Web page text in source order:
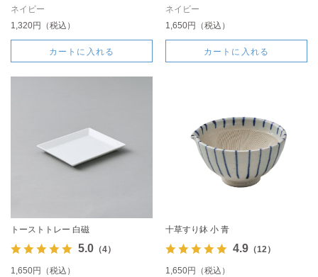
ネイビー
1,320円（税込）
カートに入れる
ネイビー
1,650円（税込）
カートに入れる
トーストトレー 白磁
5.0（4）
1,650円（税込）
十草すり鉢 小 青
4.9（12）
1,650円（税込）